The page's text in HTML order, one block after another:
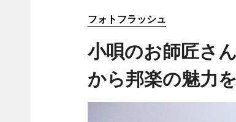
フォトフラッシュ
小唄のお師匠さ
から邦楽の魅力